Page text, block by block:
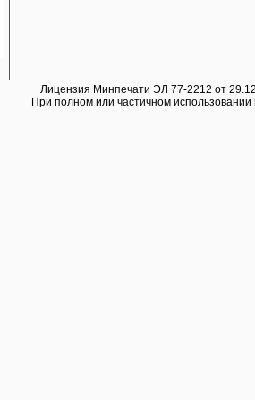
Лицензия Минпечати ЭЛ 77-2212 от
При полном или частичном